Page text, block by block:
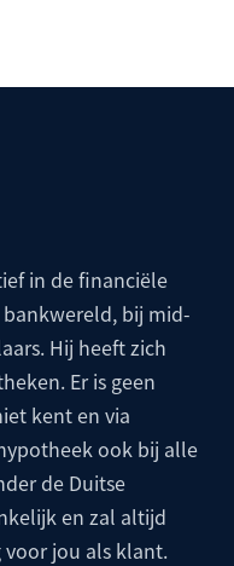
in de financiële
bij mid-
Hij heeft zich
Er is geen
kent en via
ook bij alle
de Duitse
en zal altijd
voor jou als klant.